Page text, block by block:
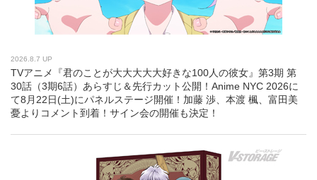
2026.8.7 UP
TVアニメ『君のことが大大大大大好きな100人の彼女』第3期 第
30話（3期6話）あらすじ＆先行カット公開！Anime NYC 2026に
て8月22日(土)にパネルステージ開催！加藤 渉、本渡 楓、富田美
憂よりコメント到着！サイン会の開催も決定！